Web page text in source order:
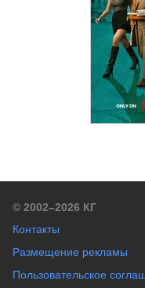
© 2002–2026 КГ
Контакты
Размещение рекламы
Пользовательское